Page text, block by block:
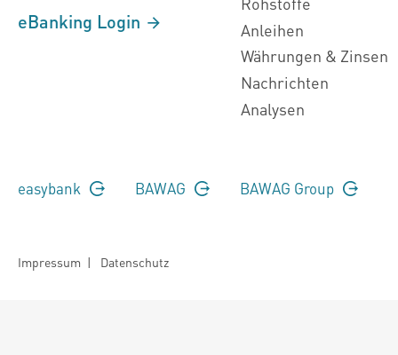
eBanking Login
Anleihen
Währungen & Zinsen
Nachrichten
Analysen
easybank BAWAG BAWAG Group
Impressum | Datenschutz